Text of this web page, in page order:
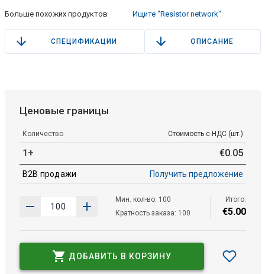
Больше похожих продуктов Ищите "Resistor network"
СПЕЦИФИКАЦИИ ОПИСАНИЕ
Ценовые границы
Количество Стоимость с НДС (шт.)
1+ €0.05
B2B продажи Получить предложение
Мин. кол-во: 100
Кратность заказа: 100
Итого:
€5.00
ДОБАВИТЬ В КОРЗИНУ